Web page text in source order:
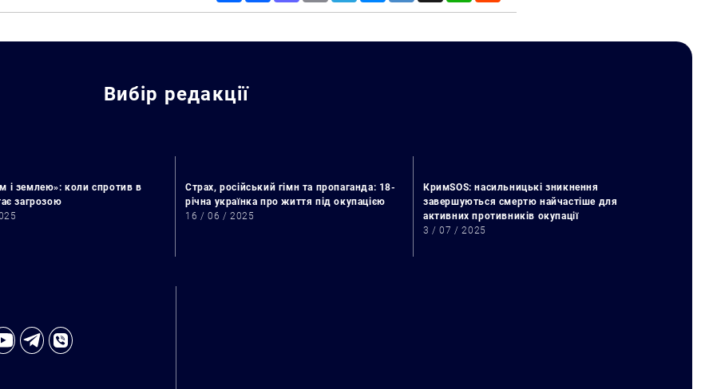
Вибір редакції
і землею»: коли спротив в
загрозою
Страх, російський гімн та пропаганда: 18-
річна українка про життя під окупацією
16 / 06 / 2025
КримSOS: насильницькі зникнення
завершуються смертю найчастіше для
активних противників окупації
3 / 07 / 2025